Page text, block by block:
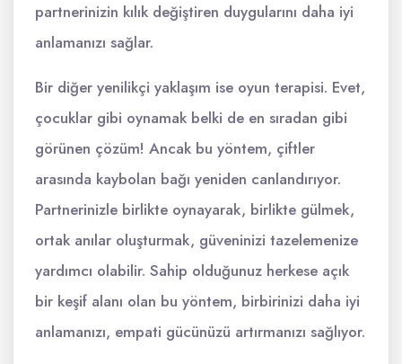
partnerinizin kılık değiştiren duygularını daha iyi
anlamanızı sağlar.
Bir diğer yenilikçi yaklaşım ise oyun terapisi. Evet,
çocuklar gibi oynamak belki de en sıradan gibi
görünen çözüm! Ancak bu yöntem, çiftler
arasında kaybolan bağı yeniden canlandırıyor.
Partnerinizle birlikte oynayarak, birlikte gülmek,
ortak anılar oluşturmak, güveninizi tazelemenize
yardımcı olabilir. Sahip olduğunuz herkese açık
bir keşif alanı olan bu yöntem, birbirinizi daha iyi
anlamanızı, empati gücünüzü artırmanızı sağlıyor.